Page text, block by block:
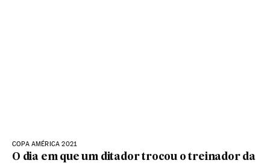
COPA AMÉRICA 2021
O dia em que um ditador trocou o treinador da